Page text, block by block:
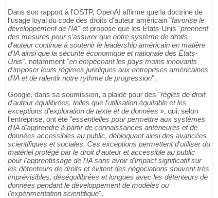
Dans son rapport à l'OSTP, OpenAI affirme que la doctrine de
l'usage loyal du code des droits d'auteur américain "favorise le
développement de l'IA" et propose que les États-Unis "prennent
des mesures pour s'assurer que notre système de droits
d'auteur continue à soutenir le leadership américain en matière
d'IA ainsi que la sécurité économique et nationale des États-
Unis", notamment "en empêchant les pays moins innovants
d'imposer leurs régimes juridiques aux entreprises américaines
d'IA et de ralentir notre rythme de progression".
Google, dans sa soumission, a plaidé pour des "règles de droit
d'auteur équilibrées, telles que l'utilisation équitable et les
exceptions d'exploration de texte et de données », qui, selon
l'entreprise, ont été "essentielles pour permettre aux systèmes
d'IA d'apprendre à partir de connaissances antérieures et de
données accessibles au public, débloquant ainsi des avancées
scientifiques et sociales. Ces exceptions permettent d'utiliser du
matériel protégé par le droit d'auteur et accessible au public
pour l'apprentissage de l'IA sans avoir d'impact significatif sur
les détenteurs de droits et évitent des négociations souvent très
imprévisibles, déséquilibrées et longues avec les détenteurs de
données pendant le développement de modèles ou
l'expérimentation scientifique".